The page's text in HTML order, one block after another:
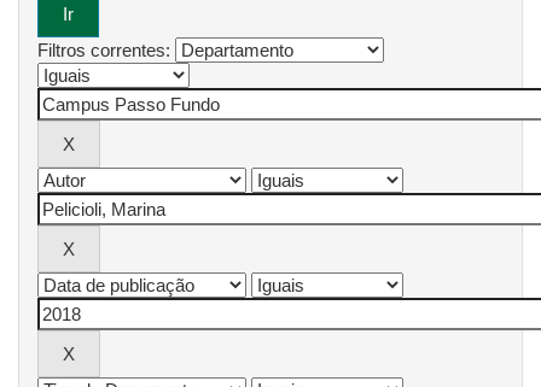
Filtros correntes: